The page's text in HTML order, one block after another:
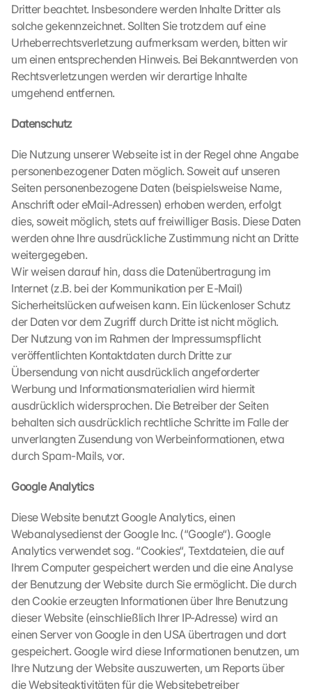
Dritter beachtet. Insbesondere werden Inhalte Dritter als
solche gekennzeichnet. Sollten Sie trotzdem auf eine
Urheberrechtsverletzung aufmerksam werden, bitten wir
um einen entsprechenden Hinweis. Bei Bekanntwerden von
Rechtsverletzungen werden wir derartige Inhalte
umgehend entfernen.
Datenschutz
Die Nutzung unserer Webseite ist in der Regel ohne Angabe
personenbezogener Daten möglich. Soweit auf unseren
Seiten personenbezogene Daten (beispielsweise Name,
Anschrift oder eMail-Adressen) erhoben werden, erfolgt
dies, soweit möglich, stets auf freiwilliger Basis. Diese Daten
werden ohne Ihre ausdrückliche Zustimmung nicht an Dritte
weitergegeben.
Wir weisen darauf hin, dass die Datenübertragung im
Internet (z.B. bei der Kommunikation per E-Mail)
Sicherheitslücken aufweisen kann. Ein lückenloser Schutz
der Daten vor dem Zugriff durch Dritte ist nicht möglich.
Der Nutzung von im Rahmen der Impressumspflicht
veröffentlichten Kontaktdaten durch Dritte zur
Übersendung von nicht ausdrücklich angeforderter
Werbung und Informationsmaterialien wird hiermit
ausdrücklich widersprochen. Die Betreiber der Seiten
behalten sich ausdrücklich rechtliche Schritte im Falle der
unverlangten Zusendung von Werbeinformationen, etwa
durch Spam-Mails, vor.
Google Analytics
Diese Website benutzt Google Analytics, einen
Webanalysedienst der Google Inc. (“Google“). Google
Analytics verwendet sog. “Cookies“, Textdateien, die auf
Ihrem Computer gespeichert werden und die eine Analyse
der Benutzung der Website durch Sie ermöglicht. Die durch
den Cookie erzeugten Informationen über Ihre Benutzung
dieser Website (einschließlich Ihrer IP-Adresse) wird an
einen Server von Google in den USA übertragen und dort
gespeichert. Google wird diese Informationen benutzen, um
Ihre Nutzung der Website auszuwerten, um Reports über
die Websiteaktivitäten für die Websitebetreiber
h
u
t
z
s
c
h
r
s
t
m
e
n
S
i
e
d
m
L
a
d
e
n
r
G
o
l
e
M
a
p
-
K
a
r
t
e